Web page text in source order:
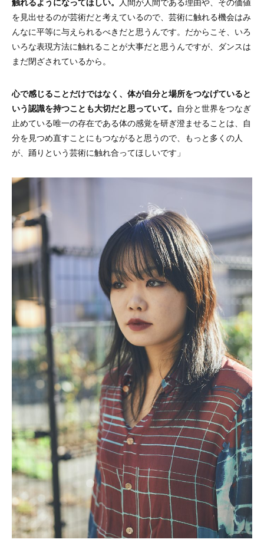
を見出せるのが芸術だと考えているので、芸術に触れる機会はみ
んなに平等に与えられるべきだと思うんです。だからこそ、いろ
いろな表現方法に触れることが大事だと思うんですが、ダンスは
まだ閉ざされているから。
心で感じることだけではなく、体が自分と場所をつなげていると
いう認識を持つことも大切だと思っていて。 自分と世界をつなぎ
止めている唯一の存在である体の感覚を研ぎ澄ませることは、自
分を見つめ直すことにもつながると思うので、もっと多くの人
が、踊りという芸術に触れ合ってほしいです」